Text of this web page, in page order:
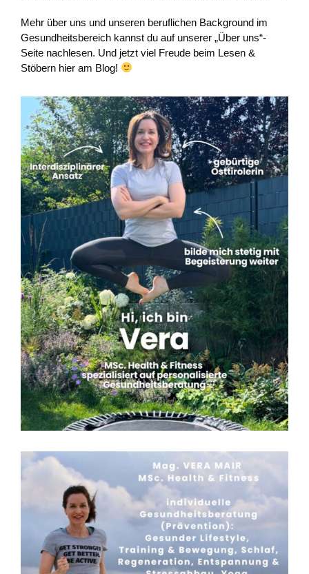
Mehr über uns und unseren beruflichen Background im
Gesundheitsbereich kannst du auf unserer „Über uns“-
Seite nachlesen. Und jetzt viel Freude beim Lesen &
Stöbern hier am Blog!